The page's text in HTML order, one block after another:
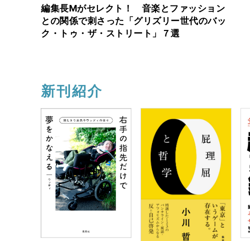
編集長Mがセレクト！ 音楽とファッション
との関係で刺さった「グリズリー世代のバッ
ク・トゥ・ザ・ストリート」７選
新刊紹介